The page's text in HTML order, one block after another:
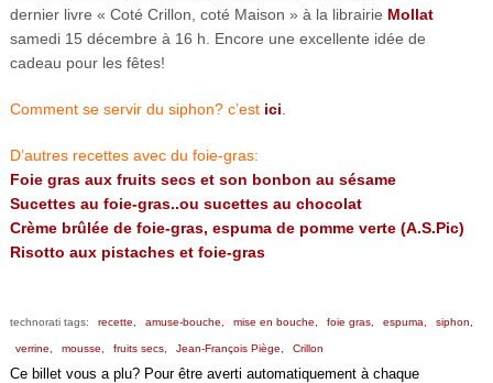
dernier livre « Coté Crillon, coté Maison » à la librairie Mollat
samedi 15 décembre à 16 h. Encore une excellente idée de
cadeau pour les fêtes!
Comment se servir du siphon? c’est ici
D’autres recettes avec du foie-gras:
Foie gras aux fruits secs et son bonbon au sésame
Sucettes au foie-gras..ou sucettes au chocolat
Crème brûlée de foie-gras, espuma de pomme verte (A.S.Pic)
Risotto aux pistaches et foie-gras
technorati tags: recette, amuse-bouche, mise en bouche, foie gras, espuma, siphon,
verrine, mousse, fruits secs, Jean-François Piège, Crillon
Ce billet vous a plu? Pour être averti automatiquement à chaque